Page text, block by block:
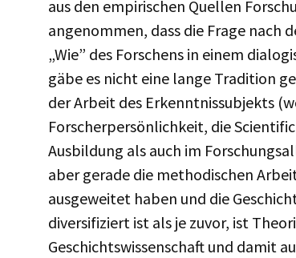
aus den empirischen Quellen
angenommen, dass die Frage nach
„Wie” des Forschens in einem
gäbe es nicht eine lange Tradition
der Arbeit des Erkenntnissubjekts
Forscherpersönlichkeit, die
Ausbildung als auch im
aber gerade die methodischen
ausgeweitet haben und die
diversifiziert ist als je zuvor, ist
Geschichtswissenschaft und damit